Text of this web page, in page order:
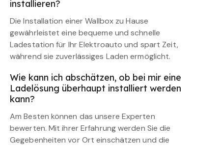
installieren?
Die Installation einer Wallbox zu Hause
gewährleistet eine bequeme und schnelle
Ladestation für Ihr Elektroauto und spart Zeit,
während sie zuverlässiges Laden ermöglicht.
Wie kann ich abschätzen, ob bei mir eine
Ladelösung überhaupt installiert werden
kann?
Am Besten können das unsere Experten
bewerten. Mit ihrer Erfahrung werden Sie die
Gegebenheiten vor Ort einschätzen und die